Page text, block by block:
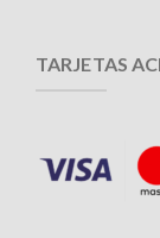
TARJETAS